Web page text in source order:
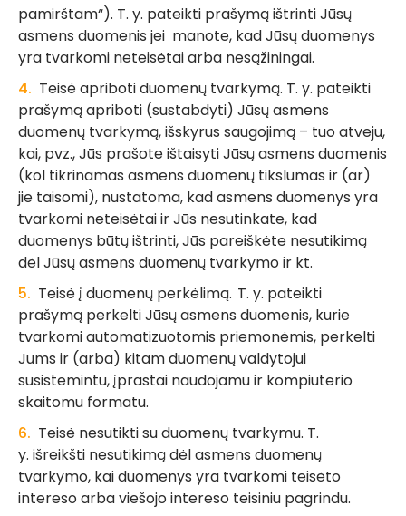
pamirštam“). T. y. pateikti prašymą ištrinti Jūsų
asmens duomenis jei manote, kad Jūsų duomenys
yra tvarkomi neteisėtai arba nesąžiningai.
Teisė apriboti duomenų tvarkymą. T. y. pateikti
prašymą apriboti (sustabdyti) Jūsų asmens
duomenų tvarkymą, išskyrus saugojimą – tuo atveju,
kai, pvz., Jūs prašote ištaisyti Jūsų asmens duomenis
(kol tikrinamas asmens duomenų tikslumas ir (ar)
jie taisomi), nustatoma, kad asmens duomenys yra
tvarkomi neteisėtai ir Jūs nesutinkate, kad
duomenys būtų ištrinti, Jūs pareiškėte nesutikimą
dėl Jūsų asmens duomenų tvarkymo ir kt.
Teisė į duomenų perkėlimą. T. y. pateikti
prašymą perkelti Jūsų asmens duomenis, kurie
tvarkomi automatizuotomis priemonėmis, perkelti
Jums ir (arba) kitam duomenų valdytojui
susistemintu, įprastai naudojamu ir kompiuterio
skaitomu formatu.
Teisė nesutikti su duomenų tvarkymu. T.
y. išreikšti nesutikimą dėl asmens duomenų
tvarkymo, kai duomenys yra tvarkomi teisėto
intereso arba viešojo intereso teisiniu pagrindu.